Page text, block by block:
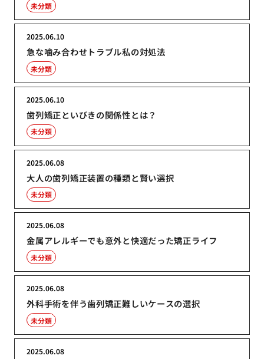
未分類
急な噛み合わせトラブル私の対処法
2025.06.10
未分類
歯列矯正といびきの関係性とは？
2025.06.10
未分類
大人の歯列矯正装置の種類と賢い選択
2025.06.08
未分類
金属アレルギーでも意外と快適だった矯正ライフ
2025.06.08
未分類
外科手術を伴う歯列矯正難しいケースの選択
2025.06.08
未分類
2025.06.08